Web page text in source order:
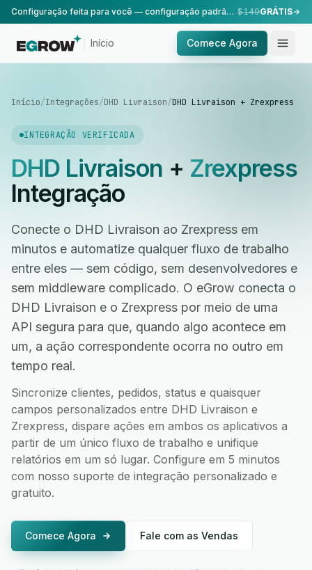
Configuração feita para você — configuração padrão, realizada pela nossa equipe. $149GRÁTIS
Início Comece Agora
Início/Integrações/DHD Livraison/DHD Livraison + Zrexpress
INTEGRAÇÃO VERIFICADA
DHD Livraison + Zrexpress
Integração
Conecte o DHD Livraison ao Zrexpress em
minutos e automatize qualquer fluxo de trabalho
entre eles — sem código, sem desenvolvedores e
sem middleware complicado. O eGrow conecta o
DHD Livraison e o Zrexpress por meio de uma
API segura para que, quando algo acontece em
um, a ação correspondente ocorra no outro em
tempo real.
Sincronize clientes, pedidos, status e quaisquer
campos personalizados entre DHD Livraison e
Zrexpress, dispare ações em ambos os aplicativos a
partir de um único fluxo de trabalho e unifique
relatórios em um só lugar. Configure em 5 minutos
com nosso suporte de integração personalizado e
gratuito.
Comece Agora Fale com as Vendas